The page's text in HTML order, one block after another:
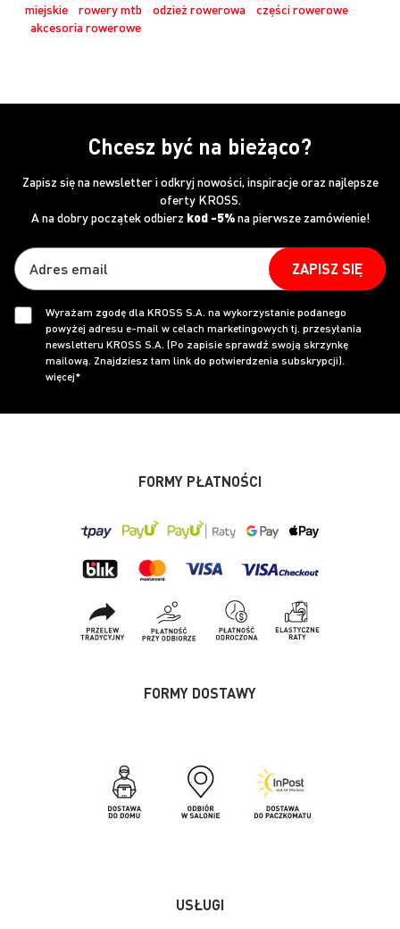
miejskie
rowery mtb odzież rowerowa
części rowerowe
akcesoria rowerowe
Chcesz być na bieżąco?
Zapisz się na newsletter i odkryj nowości, inspiracje oraz najlepsze
oferty KROSS.
A na dobry początek odbierz kod -5%na pierwsze zamówienie!
ZAPISZ SIĘ
Wyrażam zgodę dla KROSS S.A. na wykorzystanie podanego
powyżej adresu e-mail w celach marketingowych tj. przesyłania
newsletteru KROSS S.A. (Po zapisie sprawdź swoją skrzynkę
mailową. Znajdziesz tam link do potwierdzenia subskrypcji).
więcej*
FORMY PŁATNOŚCI
FORMY DOSTAWY
USŁUGI